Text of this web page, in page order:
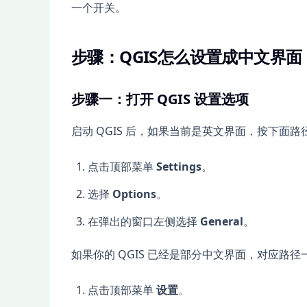
一个开关。
步骤：QGIS怎么设置成中文界面
步骤一：打开 QGIS 设置选项
启动 QGIS 后，如果当前是英文界面，按下面路
点击顶部菜单Settings。
选择 Options。
在弹出的窗口左侧选择 General。
如果你的 QGIS 已经是部分中文界面，对应路径
点击顶部菜单设置。